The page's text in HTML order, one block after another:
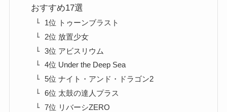
おすすめ17選
1位 トゥーンブラスト
2位 放置少女
3位 アビスリウム
4位 Under the Deep Sea
5位 ナイト・アンド・ドラゴン2
6位 太鼓の達人プラス
7位 リバーシZERO